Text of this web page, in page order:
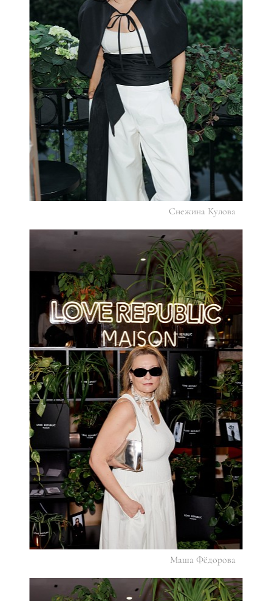
Снежина Кулова
Маша Фёдорова